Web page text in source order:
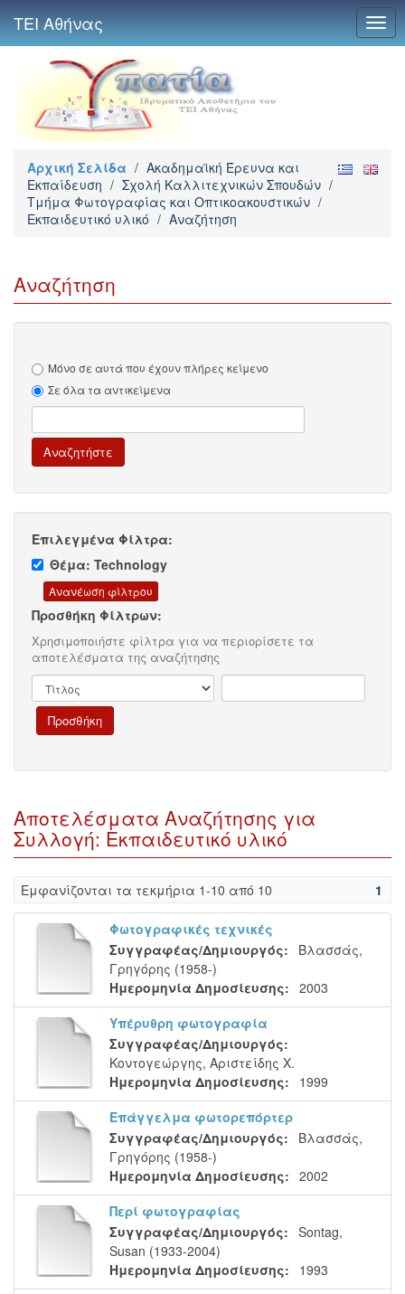
ΤΕΙ Αθήνας
Αρχική Σελίδα / Ακαδημαϊκή Έρευνα και
Εκπαίδευση / Σχολή Καλλιτεχνικών Σπουδών /
Τμήμα Φωτογραφίας και Οπτικοακουστικών /
Εκπαιδευτικό υλικό / Αναζήτηση
Αναζήτηση
Μόνο σε αυτά που έχουν πλήρες κείμενο
Σε όλα τα αντικείμενα
Επιλεγμένα Φίλτρα:
Θέμα: Technology
Προσθήκη Φίλτρων:
Χρησιμοποιήστε φίλτρα για να περιορίσετε τα
αποτελέσματα της αναζήτησης
Αποτελέσματα Αναζήτησης για
Συλλογή: Εκπαιδευτικό υλικό
Eμφανίζονται τα τεκμήρια 1-10 από 10 1
Φωτογραφικές τεχνικές
Συγγραφέας/Δημιουργός:
Βλασσάς,
Γρηγόρης (1958-)
Ημερομηνία Δημοσίευσης: 2003
Υπέρυθρη φωτογραφία
Συγγραφέας/Δημιουργός:
Κοντογεώργης, Αριστείδης Χ.
Ημερομηνία Δημοσίευσης:
1999
Επάγγελμα φωτορεπόρτερ
Συγγραφέας/Δημιουργός:
Βλασσάς,
Γρηγόρης (1958-)
Ημερομηνία Δημοσίευσης: 2002
Περί φωτογραφίας
Συγγραφέας/Δημιουργός: Sontag,
Susan (1933-2004)
Ημερομηνία Δημοσίευσης:
1993